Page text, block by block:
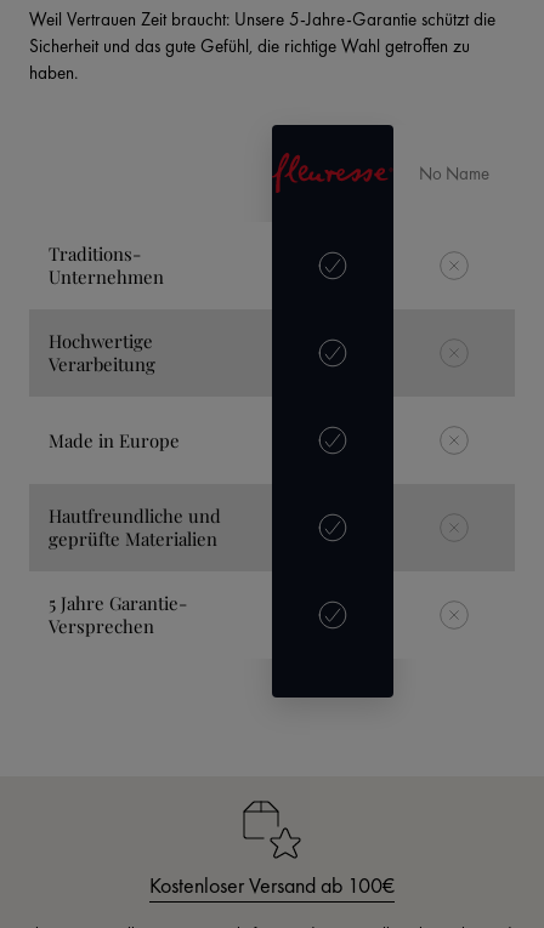
No Name
Traditions-
Unternehmen
Hochwertige
Verarbeitung
Made in Europe
Hautfreundliche und
geprüfte Materialien
5 Jahre Garantie-
Versprechen
Weil Vertrauen Zeit braucht: Unsere 5-Jahre-Garantie schützt die
Sicherheit und das gute Gefühl, die richtige Wahl getroffen zu
haben.
Kostenloser Versand ab 100€